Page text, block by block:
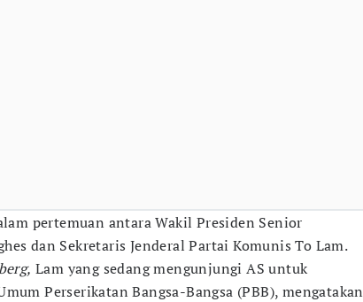
pertemuan antara Wakil Presiden Senior
dan Sekretaris Jenderal Partai Komunis To Lam.
Lam yang sedang mengunjungi AS untuk
Perserikatan Bangsa-Bangsa (PBB), mengatakan